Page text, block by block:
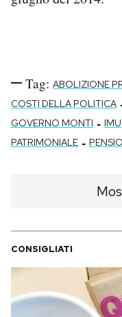
Tag: ABOLIZIONE
COSTI DELLA POLITICA
GOVERNO MONTI - IMU
PATRIMONIALE -
CONSIGLIATI